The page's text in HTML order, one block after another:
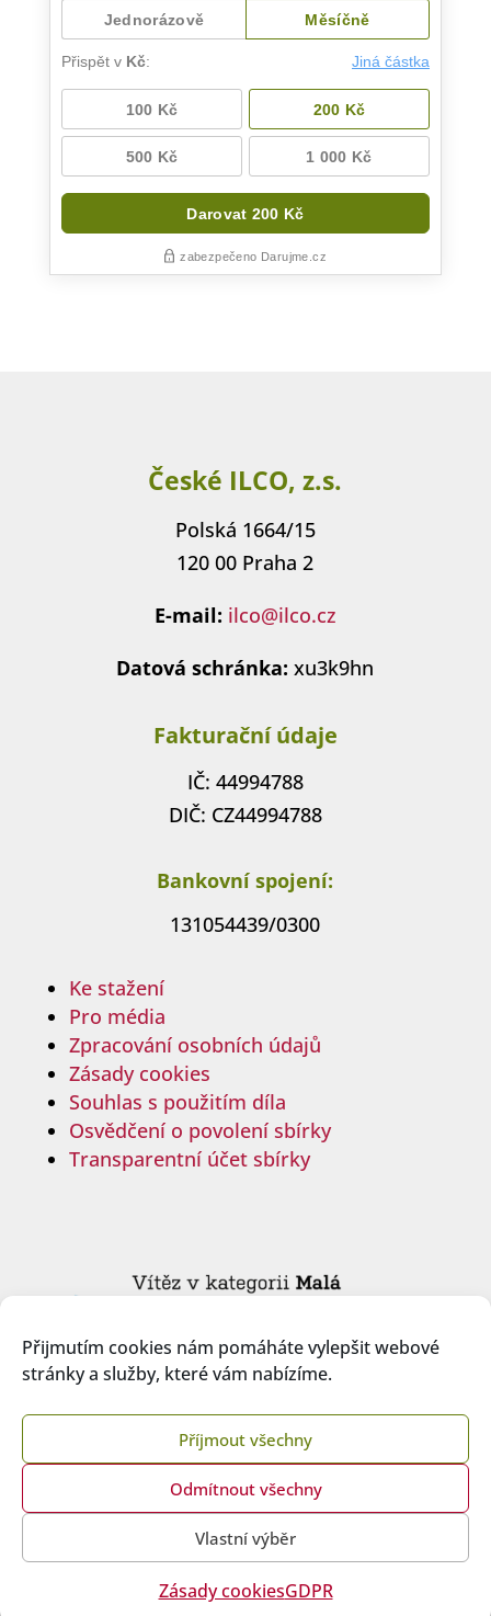
Přijmutím cookies nám pomáháte vylepšit webové
stránky a služby, které vám nabízíme.
Příjmout všechny
Odmítnout všechny
Vlastní výběr
Zásady cookiesGDPR
České ILCO, z.s.
Polská 1664/15
120 00 Praha 2
E-mail: ilco@ilco.cz
Datová schránka: xu3k9hn
Fakturační údaje
IČ: 44994788
DIČ: CZ44994788
Bankovní spojení:
131054439/0300
Ke stažení
Pro média
Zpracování osobních údajů
Zásady cookies
Souhlas s použitím díla
Osvědčení o povolení sbírky
Transparentní účet sbírky
Copyright © 2026 České ILCO, z.s.